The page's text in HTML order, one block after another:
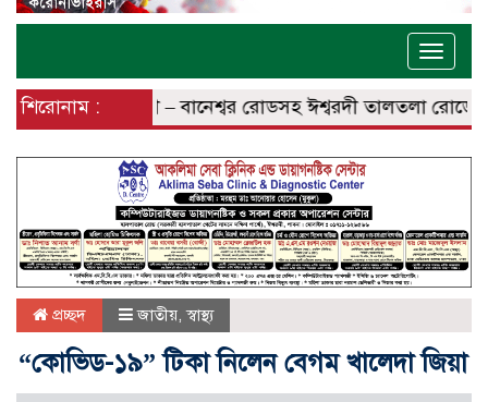
Toggle
শিরোনাম :ঈশ্বরদী – বানেশ্বর রোডসহ ঈশ্বরদী তালতলা রোডের
প্রচ্ছদ জাতীয়,স্বাস্থ্য
“কোভিড-১৯” টিকা নিলেন বেগম খালেদা জিয়া